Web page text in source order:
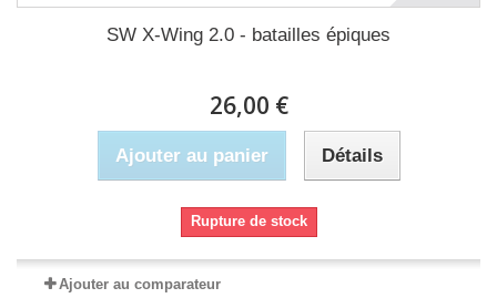
SW X-Wing 2.0 - batailles épiques
26,00 €
Ajouter au panier Détails
Rupture de stock
Ajouter au comparateur